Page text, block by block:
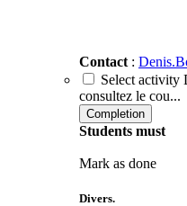
Contact :
Select activity
consultez le cou...
Completion
Students must
Mark as done
Divers.